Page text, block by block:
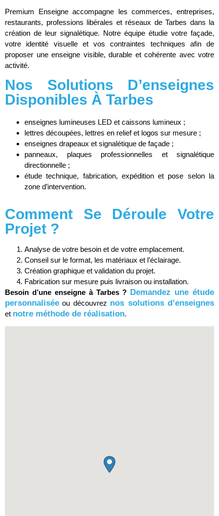
Premium Enseigne accompagne les commerces, entreprises,
restaurants, professions libérales et réseaux de Tarbes dans la
création de leur signalétique. Notre équipe étudie votre façade,
votre identité visuelle et vos contraintes techniques afin de
proposer une enseigne visible, durable et cohérente avec votre
activité.
Nos Solutions D’enseignes
Disponibles À Tarbes
enseignes lumineuses LED et caissons lumineux ;
lettres découpées, lettres en relief et logos sur mesure ;
enseignes drapeaux et signalétique de façade ;
panneaux, plaques professionnelles et signalétique
directionnelle ;
étude technique, fabrication, expédition et pose selon la
zone d’intervention.
Comment Se Déroule Votre
Projet ?
Analyse de votre besoin et de votre emplacement.
Conseil sur le format, les matériaux et l’éclairage.
Création graphique et validation du projet.
Fabrication sur mesure puis livraison ou installation.
Besoin d’une enseigne à Tarbes ? Demandez une étude
personnalisée ou découvrez nos solutions d’enseignes
et notre méthode de réalisation.